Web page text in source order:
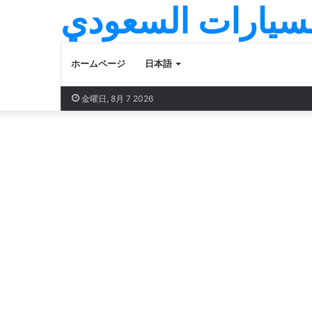
السعودي
ホームページ 日本語
金曜日, 8月 7 2026